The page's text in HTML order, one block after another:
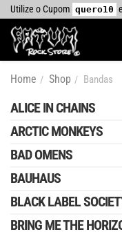
Utilize o Cupom quero10
Home Shop Bandas
ALICE IN CHAINS
ARCTIC MONKEYS
BAD OMENS
BAUHAUS
BLACK LABEL
BRING ME THE